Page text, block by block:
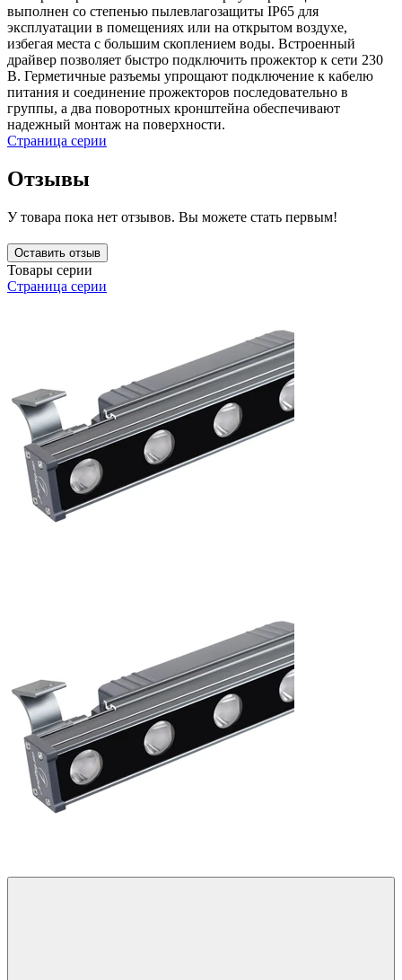
выполнен со степенью пылевлагозащиты IP65 для
эксплуатации в помещениях или на открытом воздухе,
избегая места с большим скоплением воды. Встроенный
драйвер позволяет быстро подключить прожектор к сети 230
В. Герметичные разъемы упрощают подключение к кабелю
питания и соединение прожекторов последовательно в
группы, а два поворотных кронштейна обеспечивают
надежный монтаж на поверхности.
Страница серии
Отзывы
У товара пока нет отзывов. Вы можете стать первым!
Оставить отзыв
Товары серии
Страница серии